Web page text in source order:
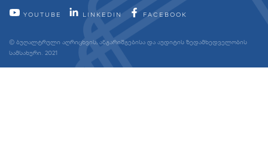
YOUTUBE LINKEDIN FACEBOOK
© ბუღალტრული აღრიცხვის, ანგარიშგებისა და აუდიტის ზედამხედველობის
სამსახური. 2021